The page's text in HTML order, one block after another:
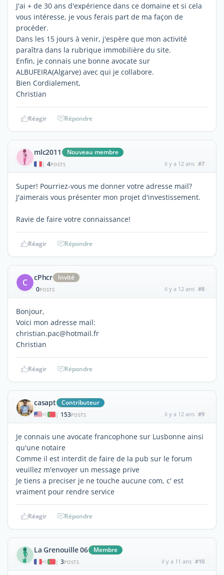
J'ai + de 30 ans d'expérience dans ce domaine et si cela
vous intéresse, je vous ferais part de ma façon de
procéder.
Dans les 15 jours à venir, j'espère que mon activité
paraîtra dans la rubrique immobilière du site.
Enfin, je connais une bonne avocate sur
ALBUFEIRA(Algarve) avec qui je collabore.
Bien Cordialement,
Christian
Réagir Répondre
mlc2011 Nouveau membre
| 4POSTS il y a 12 ans #7
Super! Pourriez-vous me donner votre adresse mail?
J'aimerais vous présenter mon projet d'investissement.
Ravie de faire votre connaissance!
Réagir Répondre
C cPhcr
Invité
0POSTS il y a 12 ans #8
Bonjour,
Voici mon adresse mail:
christian.pac@hotmail.fr
Christian
Réagir Répondre
casapt Contributeur
| 153POSTS il y a 12 ans #9
Je connais une avocate francophone sur Lusbonne ainsi
qu'une notaire
Comme il est interdit de faire de la pub sur le forum
veuillez m'envoyer un message prive
Je tiens a preciser je ne touche aucune com, c' est
vraiment pour rendre service
Réagir Répondre
La Grenouille 06 Membre
| 3POSTS il y a 11 ans #10